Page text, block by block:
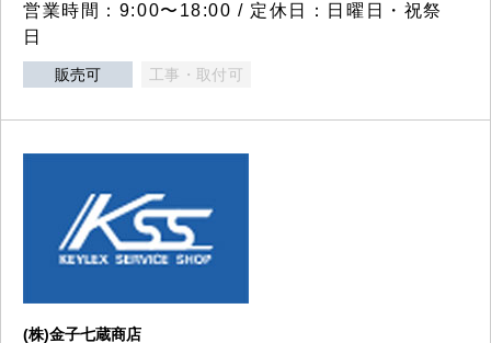
営業時間：9:00〜18:00 / 定休日：日曜日・祝祭
日
販売可 工事・取付可
(株)金子七蔵商店